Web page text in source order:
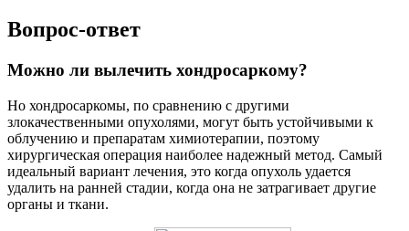
Вопрос-ответ
Можно ли вылечить хондросаркому?
Но хондросаркомы, по сравнению с другими
злокачественными опухолями, могут быть устойчивыми к
облучению и препаратам химиотерапии, поэтому
хирургическая операция наиболее надежный метод. Самый
идеальный вариант лечения, это когда опухоль удается
удалить на ранней стадии, когда она не затрагивает другие
органы и ткани.